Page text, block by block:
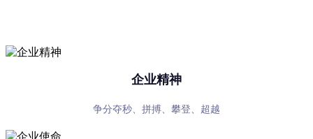
企业精神
争分夺秒、拼搏、攀登、超越